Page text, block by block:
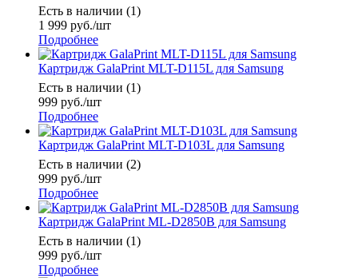
Есть в наличии (1)
1 999 руб./шт
Подробнее
Картридж GalaPrint MLT-D115L для Samsung
Есть в наличии (1)
999 руб./шт
Подробнее
Картридж GalaPrint MLT-D103L для Samsung
Есть в наличии (2)
999 руб./шт
Подробнее
Картридж GalaPrint ML-D2850B для Samsung
Есть в наличии (1)
999 руб./шт
Подробнее